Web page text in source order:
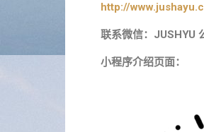
http://
联系微信：JUSHYU
小程序介绍页面：